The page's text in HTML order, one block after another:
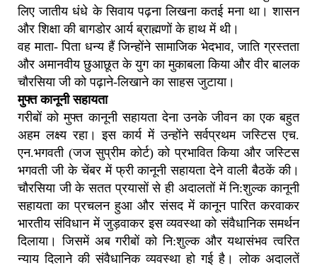
लिए जातीय धंधे के सिवाय पढ़ना लिखना कतई मना था। शासन
और शिक्षा की बागडोर आर्य ब्राह्मणों के हाथ में थी।
वह माता- पिता धन्य हैं जिन्होंने सामाजिक भेदभाव, जाति ग्रस्तता
और अमानवीय छुआछूत के युग का मुकाबला किया और वीर बालक
चौरसिया जी को पढ़ाने-लिखाने का साहस जुटाया।
मुफ्त कानूनी सहायता
गरीबों को मुफ्त कानूनी सहायता देना उनके जीवन का एक बहुत
अहम लक्ष्य रहा। इस कार्य में उन्होंने सर्वप्रथम जस्टिस एच.
एन.भगवती (जज सुप्रीम कोर्ट) को प्रभावित किया और जस्टिस
भगवती जी के चेंबर में फ्री कानूनी सहायता देने वाली बैठकें की।
चौरसिया जी के सतत प्रयासों से ही अदालतों में नि:शुल्क कानूनी
सहायता का प्रचलन हुआ और संसद में कानून पारित करवाकर
भारतीय संविधान में जुड़वाकर इस व्यवस्था को संवैधानिक समर्थन
दिलाया। जिसमें अब गरीबों को नि:शुल्क और यथासंभव त्वरित
न्याय दिलाने की संवैधानिक व्यवस्था हो गई है। लोक अदालतें